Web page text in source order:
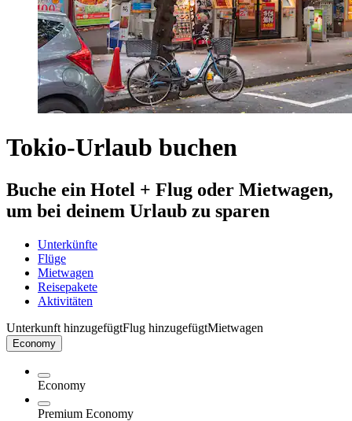
Tokio-Urlaub buchen
Buche ein Hotel + Flug oder Mietwagen,
um bei deinem Urlaub zu sparen
Unterkünfte
Flüge
Mietwagen
Reisepakete
Aktivitäten
Unterkunft hinzugefügtFlug hinzugefügtMietwagen
Economy
Economy
Premium Economy